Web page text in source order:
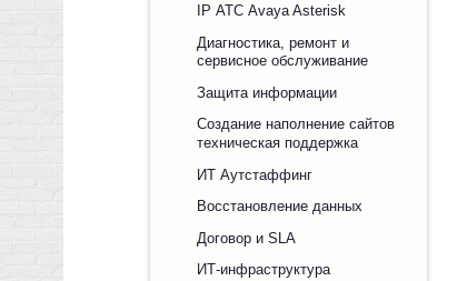
IP АТС Avaya Asterisk
Диагностика, ремонт и
сервисное обслуживание
Защита информации
Создание наполнение сайтов
техническая поддержка
ИТ Аутстаффинг
Восстановление данных
Договор и SLA
ИТ-инфраструктура